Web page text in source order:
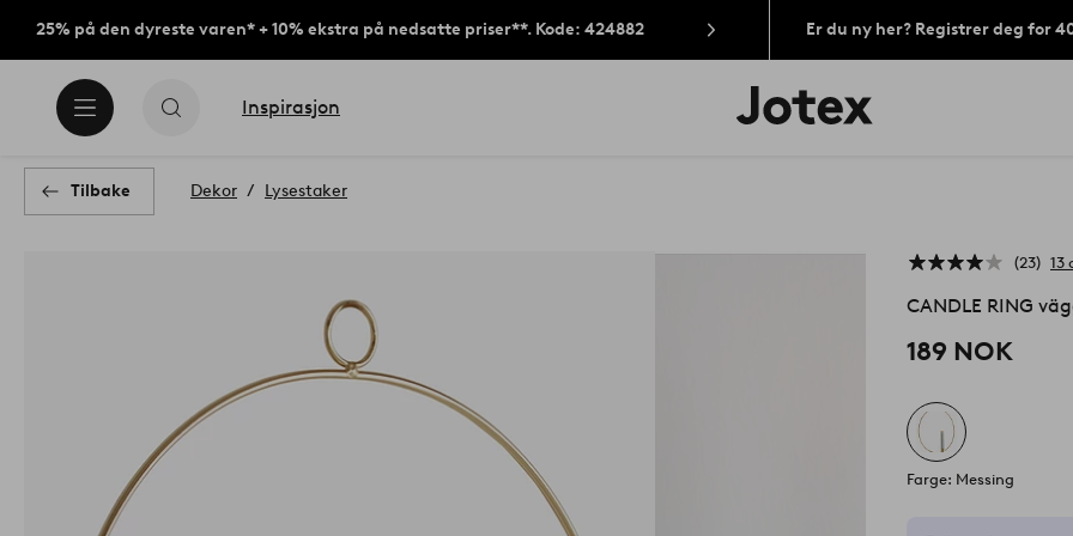
25% på den dyreste varen* + 10% ekstra på nedsatte priser**. Kode: 424882 Er du ny her? Registrer deg for
Inspirasjon
Jotex’
logo
Tilbake Dekor Lysestaker
23 13
CANDLE RING
189 NOK
Farge: Messing